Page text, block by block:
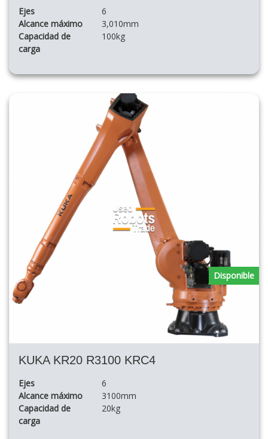
Ejes
6
Alcance máximo
3,010mm
Capacidad de
carga
100kg
KUKA KR20 R3100 KRC4
Ejes
6
Alcance máximo
3100mm
Capacidad de
carga
20kg
Disponible